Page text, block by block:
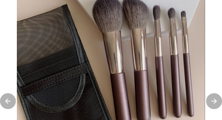
Previous slide